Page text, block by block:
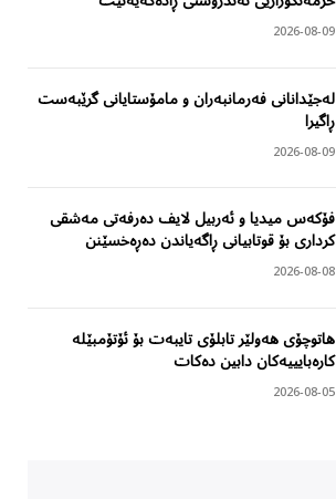
2026-08-09
لەجێدانانی فەرمانبەران و مامۆستایانی گرێبەست
ڕاگیرا
2026-08-09
فۆکەس میدیا و ئەربیل لایف دەرفەتی مەشقی
کرداری بۆ قوتابیانی ڕاگەیاندن دەڕەخسێنن
2026-08-08
هاتوچۆی هەولێر تابلۆی تایبەت بۆ ئۆتۆمبێلە
کارەبایییەکان دابین دەکات
2026-08-05